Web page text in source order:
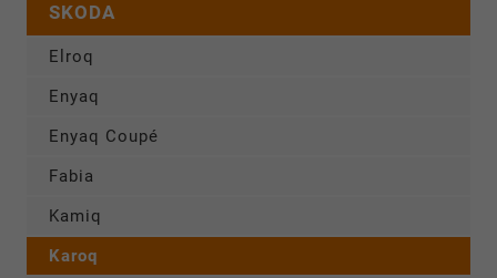
SKODA
Elroq
Enyaq
Enyaq Coupé
Fabia
Kamiq
Karoq